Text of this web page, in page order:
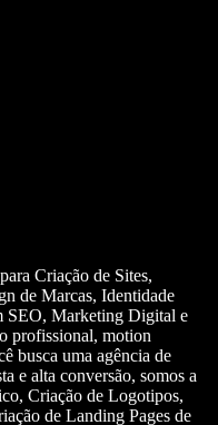
Criação de Sites,
de Marcas, Identidade
SEO, Marketing Digital e
profissional, motion
busca uma agência de
e alta conversão, somos a
Criação de Logotipos,
de Landing Pages de